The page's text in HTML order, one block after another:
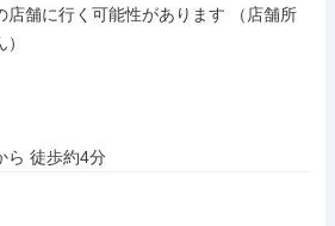
舗に行く可能性があります （店舗所
ら 徒歩約4分